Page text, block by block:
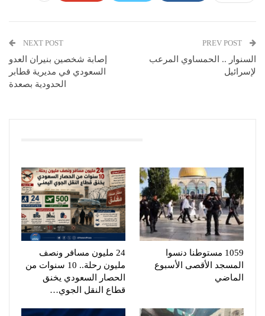
السنوار .. الحمساوي المرعب
لإسرائيل
NEXT POST
إصابة شخصين بنيران العدو
السعودي في مديرية قطابر
الحدودية بصعدة
1059 مستوطنا دنسوا
المسجد الأقصى الأسبوع
الماضي
24 مليون مسافر ونصف
مليون رحلة.. 10 سنوات من
الحصار السعودي يخنق
قطاع النقل الجوي…